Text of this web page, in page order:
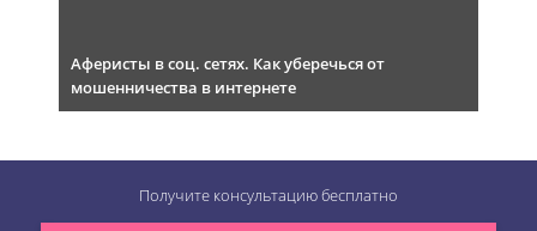
Аферисты в соц. сетях. Как уберечься от
мошенничества в интернете
Получите консультациюбесплатно